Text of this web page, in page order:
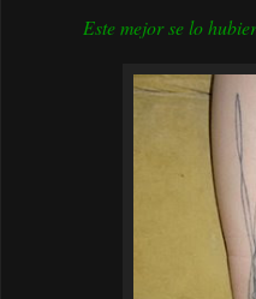
Este mejor se lo